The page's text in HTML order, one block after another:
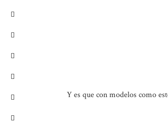
Y es que con modelos como